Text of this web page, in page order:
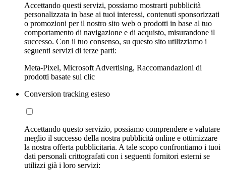
Accettando questi servizi, possiamo mostrarti pubblicità
personalizzata in base ai tuoi interessi, contenuti sponsorizzati
o promozioni per il nostro sito web o prodotti in base al tuo
comportamento di navigazione e di acquisto, misurandone il
successo. Con il tuo consenso, su questo sito utilizziamo i
seguenti servizi di terze parti:
Meta-Pixel, Microsoft Advertising, Raccomandazioni di
prodotti basate sui clic
Conversion tracking esteso
Accettando questo servizio, possiamo comprendere e valutare
meglio il successo della nostra pubblicità online e ottimizzare
la nostra offerta pubblicitaria. A tale scopo confrontiamo i tuoi
dati personali crittografati con i seguenti fornitori esterni se
utilizzi già i loro servizi: